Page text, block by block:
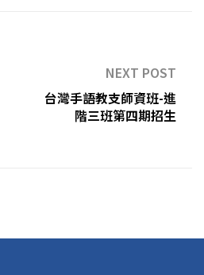
NEXT POST
台灣手語教支師資班-進
階三班第四期招生